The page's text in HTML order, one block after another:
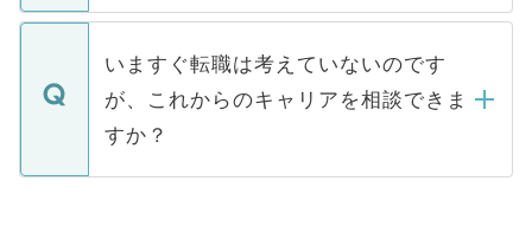
関を公にしてしまうと、応募が殺到する場
に、医療機関が求める条件に合った人材の
みを人材紹介会社に依頼するケースが増え
ています。
定を承諾する必要はありません。内定先へ
の辞退の連絡はキャリアパートナーが行い
個人情報が漏えいすることはありませんの
で、ご安心ください。当サイトからの登録
などで収集したご登録者様の個人情報は、
ご本人のキャリアアップおよび転職活動の
支援を目的に使用いたします。お預かりし
ているすべての個人データはご本人の許可
いますぐ転職は考えていないのです
が、これからのキャリアを相談できま
すか？